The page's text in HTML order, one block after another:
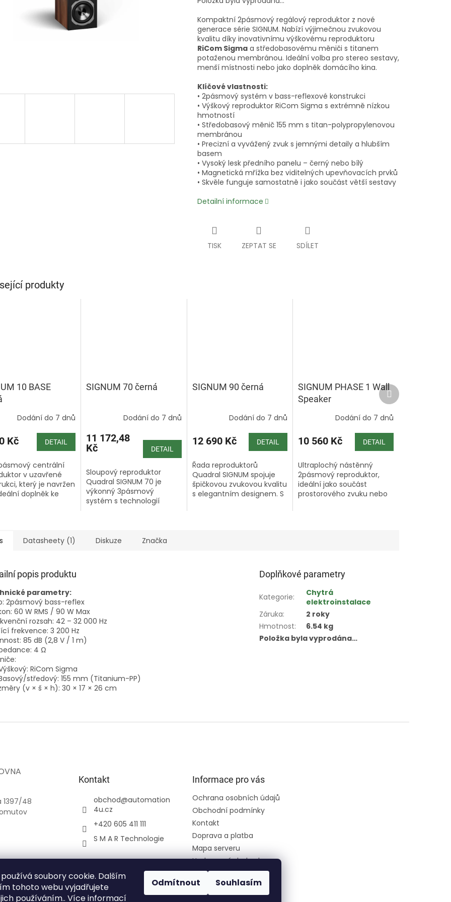
soubory cookie. Dalším
tohoto webu vyjadřujete
používáním.. Více informací
Odmítnout Souhlasím
Kompaktní 2pásmový regálový reproduktor z nové
generace série SIGNUM. Nabízí výjimečnou zvukovou
kvalitu díky inovativnímu výškovému reproduktoru
RiCom Sigmaa středobasovému měniči s titanem
potaženou membránou. Ideální volba pro stereo sestavy,
menší místnosti nebo jako doplněk domácího kina.
Klíčové vlastnosti:
• 2pásmový systém v bass-reflexové konstrukci
• Výškový reproduktor RiCom Sigma s extrémně nízkou
hmotností
• Středobasový měnič 155 mm s titan-polypropylenovou
membránou
• Precizní a vyvážený zvuk s jemnými detaily a hlubším
basem
• Vysoký lesk předního panelu – černý nebo bílý
• Magnetická mřížka bez viditelných upevňovacích prvků
• Skvěle funguje samostatně i jako součást větší sestavy
Detailní informace
TISK ZEPTAT SE SDÍLET
produkty
10 BASE
Dodání do 7 dnů
Kč DETAIL
centrální
v uzavřené
který je navržen
doplněk ke
SIGNUM 70 černá
Dodání do 7 dnů
11 172,48
Kč
DETAIL
Sloupový reproduktor
Quadral SIGNUM 70 je
výkonný 3pásmový
systém s technologií
mimořádné zvukové
SIGNUM 90 černá
Dodání do 7 dnů
12 690 Kč DETAIL
Řada reproduktorů
Quadral SIGNUM spojuje
špičkovou zvukovou kvalitu
s elegantním designem. S
SIGNUM PHASE 1 Wall
Speaker
Dodání do 7 dnů
10 560 Kč DETAIL
Ultraplochý nástěnný
2pásmový reproduktor,
ideální jako součást
prostorového zvuku nebo
Další
produkt
Datasheety (1) Diskuze Značka
popis produktu
parametry:
2pásmový bass-reflex
60 W RMS / 90 W Max
rozsah: 42 – 32 000 Hz
frekvence: 3 200 Hz
85 dB (2,8 V / 1 m)
4 Ω
RiCom Sigma
středový: 155 mm (Titanium-PP)
(v × š × h): 30 × 17 × 26 cm
Doplňkové parametry
Kategorie:
Chytrá
elektroinstalace
Záruka:
2 roky
Hmotnost:
6.54 kg
Položka byla vyprodána…
1397/48
Kontakt
obchod@automation
4u.cz
+420 605 411 111
S M A R Technologie
Informace pro vás
Ochrana osobních údajů
Obchodní podmínky
Kontakt
Doprava a platba
Mapa serveru
Hodnocení obchodu
Přihlášení
Registrace
Moje objednávka